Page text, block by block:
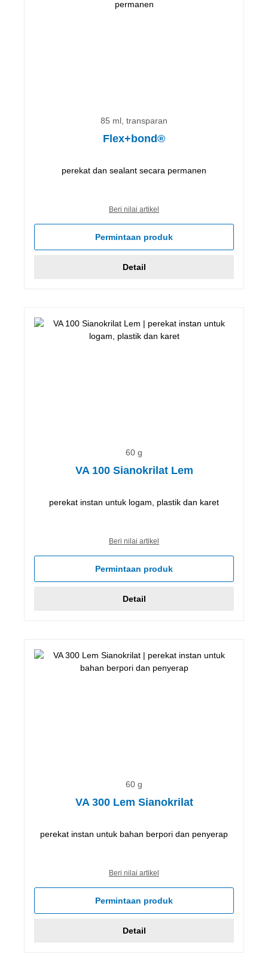
85 ml, transparan
Flex+bond®
perekat dan sealant secara permanen
Beri nilai artikel
Permintaan produk
Detail
60 g
VA 100 Sianokrilat Lem
perekat instan untuk logam, plastik dan karet
Beri nilai artikel
Permintaan produk
Detail
60 g
VA 300 Lem Sianokrilat
perekat instan untuk bahan berpori dan penyerap
Beri nilai artikel
Permintaan produk
Detail